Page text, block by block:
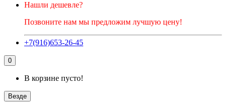
Нашли дешевле?
Позвоните нам мы предложим лучшую цену!
+7(916)653-26-45
0
В корзине пусто!
Везде